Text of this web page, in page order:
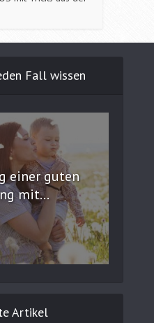
Fall wissen
einer guten
mit...
Artikel